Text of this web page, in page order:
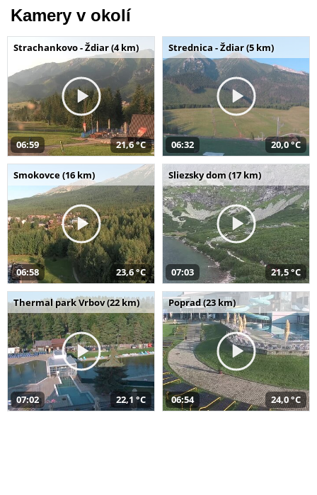
Kamery v okolí
Strachankovo - Ždiar (4 km)
06:59 21,6 °C
Strednica - Ždiar (5 km)
06:32 20,0 °C
Smokovce (16 km)
06:58 23,6 °C
Sliezsky dom (17 km)
07:03 21,5 °C
Thermal park Vrbov (22 km)
07:02 22,1 °C
Poprad (23 km)
06:54 24,0 °C